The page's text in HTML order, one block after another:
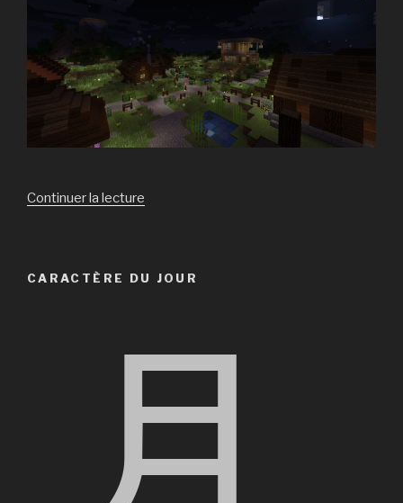
Continuer la lecture
Peuples
CARACTÈRE DU JOUR